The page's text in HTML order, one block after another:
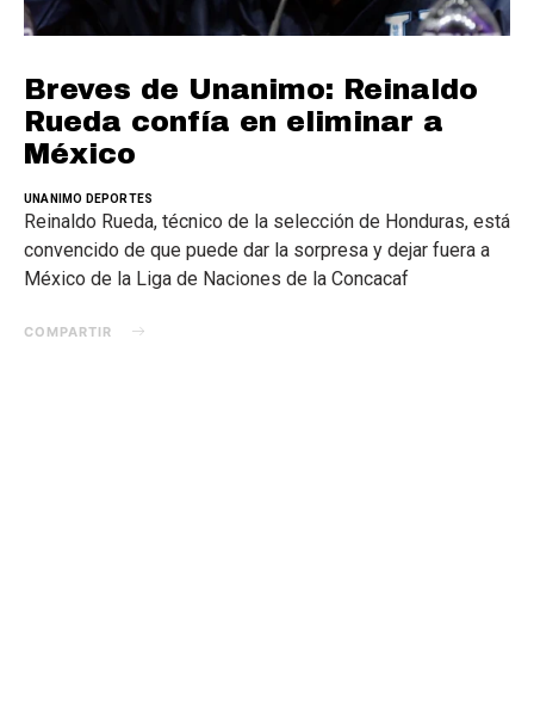
Breves de Unanimo: Reinaldo
Rueda confía en eliminar a
México
UNANIMO DEPORTES
Reinaldo Rueda, técnico de la selección de Honduras, está
convencido de que puede dar la sorpresa y dejar fuera a
México de la Liga de Naciones de la Concacaf
COMPARTIR